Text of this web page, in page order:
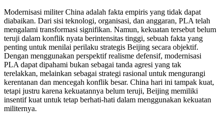
Modernisasi militer China adalah fakta empiris yang tidak dapat
diabaikan. Dari sisi teknologi, organisasi, dan anggaran, PLA telah
mengalami transformasi signifikan. Namun, kekuatan tersebut belum
teruji dalam konflik nyata berintensitas tinggi, sebuah fakta yang
penting untuk menilai perilaku strategis Beijing secara objektif.
Dengan menggunakan perspektif realisme defensif, modernisasi
PLA dapat dipahami bukan sebagai tanda agresi yang tak
terelakkan, melainkan sebagai strategi rasional untuk mengurangi
kerentanan dan mencegah konflik besar. China hari ini tampak kuat,
tetapi justru karena kekuatannya belum teruji, Beijing memiliki
insentif kuat untuk tetap berhati-hati dalam menggunakan kekuatan
militernya.